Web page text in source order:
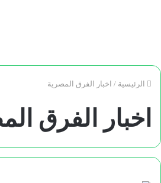
الرئيسية / اخبار الفرق المصرية
اخبار الفرق